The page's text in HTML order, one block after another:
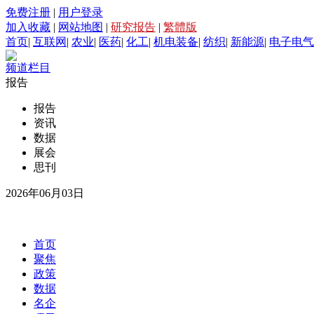
免费注册 | 用户登录
加入收藏 | 网站地图 | 研究报告 | 繁體版
首页| 互联网 | 农业| 医药| 化工| 机电装备| 纺织| 新能源| 电子电气
频道栏目
报告
报告
资讯
数据
展会
思刊
2026年06月03日
首页
聚焦
政策
数据
名企